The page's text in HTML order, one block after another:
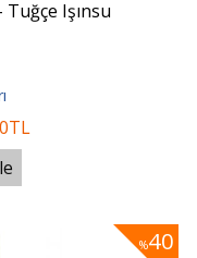
Işınsu
TL
%40